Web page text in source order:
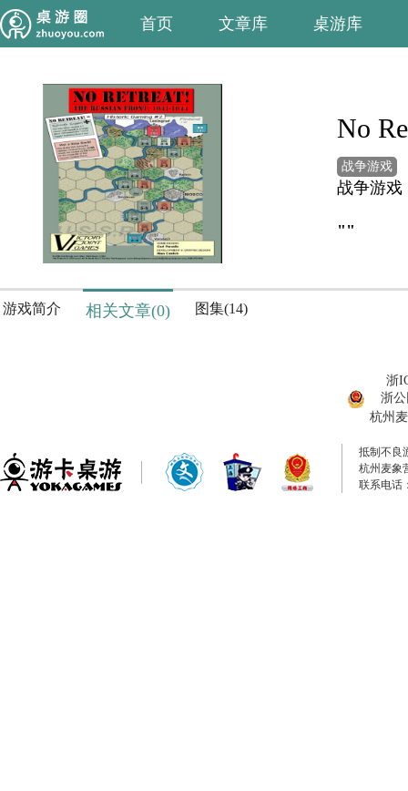
首页 文章库 桌游库
No
战争游戏
战争游戏
""
游戏简介 相关文章(0) 图集(14)
浙
浙公
杭州
抵制不良
杭州麦象
联系电话